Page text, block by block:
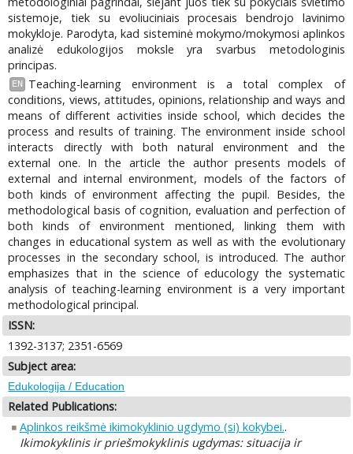
sistemoje, tiek su evoliuciniais procesais bendrojo lavinimo
mokykloje. Parodyta, kad sisteminė mokymo/mokymosi aplinkos
analizė edukologijos moksle yra svarbus metodologinis
principas.
EN
Teaching-learning environment is a total complex of
conditions, views, attitudes, opinions, relationship and ways and
means of different activities inside school, which decides the
process and results of training. The environment inside school
interacts directly with both natural environment and the
external one. In the article the author presents models of
external and internal environment, models of the factors of
both kinds of environment affecting the pupil. Besides, the
methodological basis of cognition, evaluation and perfection of
both kinds of environment mentioned, linking them with
changes in educational system as well as with the evolutionary
processes in the secondary school, is introduced. The author
emphasizes that in the science of educology the systematic
analysis of teaching-learning environment is a very important
methodological principal.
ISSN:
1392-3137; 2351-6569
Subject area:
Edukologija / Education
Related Publications:
Aplinkos reikšmė ikimokyklinio ugdymo (si) kokybei..
Ikimokyklinis ir priešmokyklinis ugdymas: situacija ir